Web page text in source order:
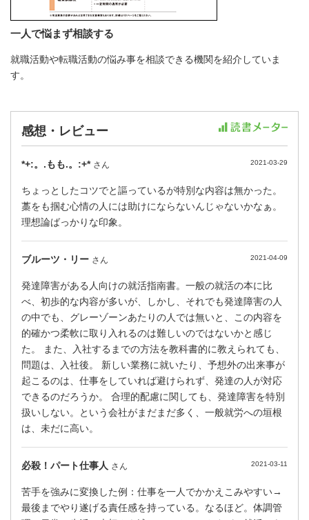
一人で悩まず相談する
就職活動や転職活動の悩み事を相談できる機関を紹介していま
す。
感想・レビュー
*+:。.もも.。:+* さん 2021-03-29
ちょっとしたコツでと謳っているが特別な内容は無かった。
藁をも掴む心情の人には助けにならないんじゃないかなぁ。
理想論ばっかりな印象。
ブルーツ・リー さん 2021-04-09
発達障害がある人向けの就活指南書。一般の就活の本に比
べ、初歩的な内容が多いが、しかし、それでも発達障害の人
の中でも、グレーゾーンあたりの人では無いと、この内容を
的確かつ柔軟に取り入れるのは難しいのではないかと感じ
た。 また、入社するまでの方法を教科書的に教えられても、
問題は、入社後。 新しい業務に就いたり、予想外の出来事が
起こるのは、仕事をしていれば避けられず、発達の人が対応
できるのだろうか。 合理的配慮に関しても、発達障害を特別
扱いしない。という会社がまだまだ多く、一般就労への垣根
は、未だに高い。
必殺！パート仕事人 さん 2021-03-11
苦手を強みに変換した例：仕事を一人でかかえこみやすい→
最後までやり遂げる責任感を持っている。なるほど。体調管